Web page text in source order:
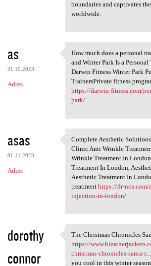
boundaries and captivates
worldwide.
as
31.10.2023
Adres
How much does a
How much does a personal
and Winter Park Is a
Darwin Fitness Winter Park
TrainersPrivate fitness
https://darwin-fitness.com/
park/
asas
01.11.2023
Adres
Complete Aesthetic
Complete Aesthetic Solutions
Clinic Anti Wrinkle
Wrinkle Treatment In
Treatment In London,
Aesthetic Treatment In
treatment https://dr-
injection-in-london/
dorothy
connor
The Christmas
The Christmas Chronicles
https://
christmas-chronicles-santa-c...
you cool in this winter